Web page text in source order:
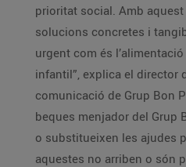
prioritat social. Amb
solucions concretes i
urgent com és l’alimentació
infantil”, explica el director
comunicació de Grup Bon
beques menjador del Grup
o substitueixen les ajudes
aquestes no arriben o són